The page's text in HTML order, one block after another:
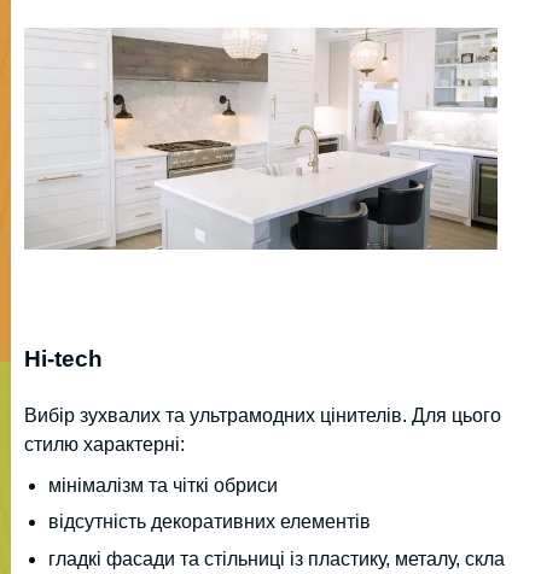
Hi-tech
Вибір зухвалих та ультрамодних цінителів. Для цього
стилю характерні:
мінімалізм та чіткі обриси
відсутність декоративних елементів
гладкі фасади та стільниці із пластику, металу, скла